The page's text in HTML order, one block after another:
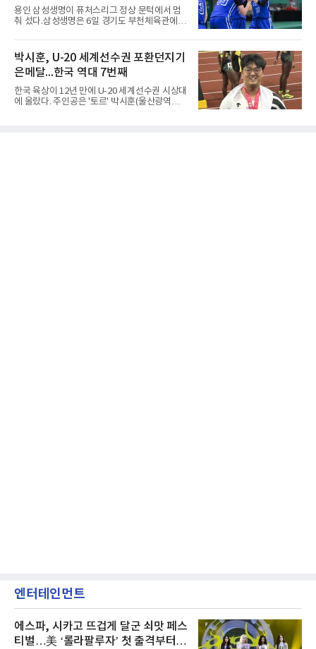
리를 이끌었다.경복고는 경기 초반부터 박지오
와 김호원의 내·외곽포가 고르게 터지며 주도권
을 잡았다. 전반을 40-34로 앞선 경복고는 후반
다.B조에서는 용산고가 안양고를 98-71로 꺾고
대회 2연승을 달렸다.한편 남중
용인 삼성생명이 퓨처스리그 정상 문턱에서 멈
춰 섰다.삼성생명은 6일 경기도 부천체육관에서
서 일본여자프로농구 2부 리그 아란마레에 54-
79로 졌다. 이다연이 14점을 넣었으나 20점 9리
바운드를 기록한 바이 쿰바 디야산을 앞세운 상
대를 넘지 못했다.이번 대회에 처음 출전한 아란
마레는 조별리그부터 결승까지 6전 전승을 거뒀
고, 디야산이 최우수선수(MVP)로 뽑혔다.
박시훈, U-20 세계선수권 포환던지기
은메달...한국 역대 7번째
한국 육상이 12년 만에 U-20 세계선수권 시상대
에 올랐다. 주인공은 '토르' 박시훈(울산광역시)
엔터테인먼트
에스파, 시카고 뜨겁게 달군 쇠맛 페스
티벌…美 ‘롤라팔루자’ 첫 출격부터